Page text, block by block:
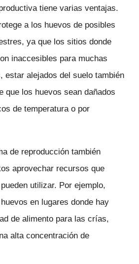
tiene varias ventajas.
a los huevos de posibles
ya que los sitios donde
inaccesibles para muchas
estar alejados del suelo también
que los huevos sean dañados
de temperatura o por
de reproducción también
aprovechar recursos que
utilizar. Por ejemplo,
en lugares donde hay
de alimento para las crías,
alta concentración de